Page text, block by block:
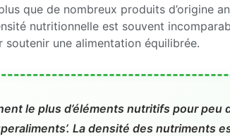
que de nombreux produits d’origine
nutritionnelle est souvent
une alimentation équilibrée.
le plus d’éléments nutritifs pour peu
La densité des nutriments